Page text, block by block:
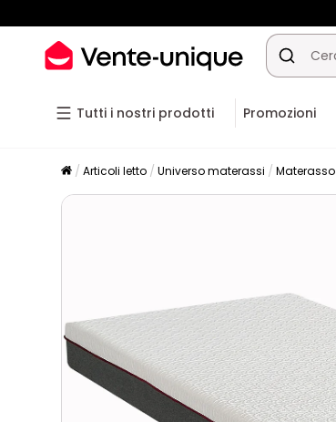
Tutti i nostri prodotti Promozioni
Articoli letto Universo materassi Materasso